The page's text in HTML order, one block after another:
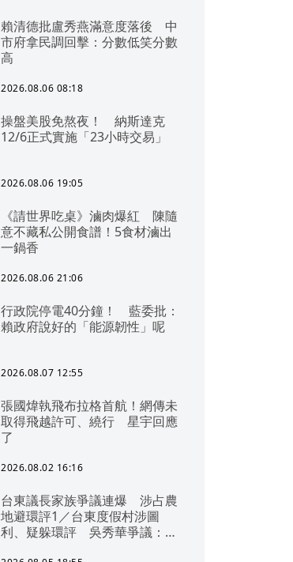
賴清德批盧秀燕滿意度落後 中
市府拿民調回擊：分數低笑分數
高
2026.08.06 08:18
操盤美股免熬夜！ 納斯達克
12/6正式實施「23小時交易」
2026.08.06 19:05
《請世界吃桌》滷肉爆紅 陳隨
意不藏私公開食譜！5食材滷出
一鍋香
2026.08.06 21:06
行政院停電40分鐘！ 藍委批：
賴政府說好的「能源韌性」呢
2026.08.07 12:55
張國煒執飛布拉格首航！網傳未
取得飛越許可、繞行 星宇回應
了
2026.08.02 16:16
台東議長家族爭議連爆 涉占農
地避環評1／台東度假村涉圖
利、疑躲環評 吳秀華爭議：概